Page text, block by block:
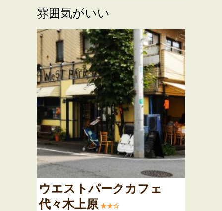
雰囲気がいい
ウエストパークカフェ
代々木上原 ★★☆